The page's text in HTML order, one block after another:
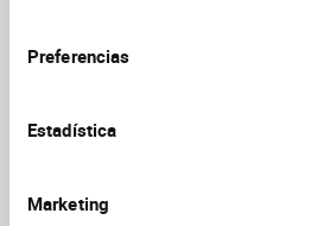
Preferencias
Estadística
Marketing